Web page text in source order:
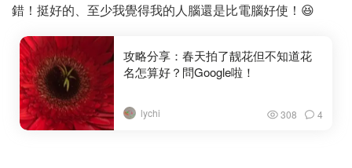
錯！挺好的、至少我覺得我的人腦還是比電腦好使！😆
攻略分享：春天拍了靓花但不知道花
名怎算好？問Google啦！
lychi 308 4